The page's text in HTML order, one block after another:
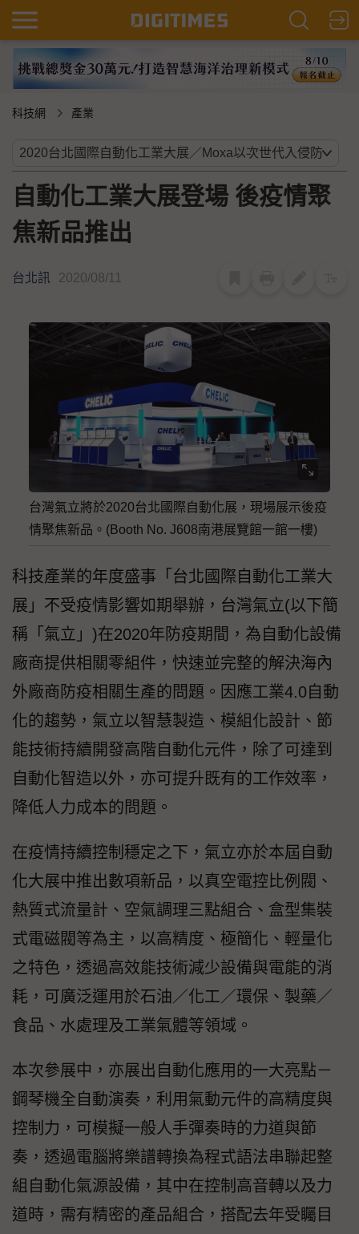
科技網 產業
自動化工業大展登場 後疫情聚
焦新品推出
台北訊 2020/08/11
台灣氣立將於2020台北國際自動化展，現場展示後疫
情聚焦新品。(Booth No. J608南港展覽館一館一樓)
科技產業的年度盛事「台北國際自動化工業大
展」不受疫情影響如期舉辦，台灣氣立(以下簡
稱「氣立」)在2020年防疫期間，為自動化設備
廠商提供相關零組件，快速並完整的解決海內
外廠商防疫相關生產的問題。因應工業4.0自動
化的趨勢，氣立以智慧製造、模組化設計、節
能技術持續開發高階自動化元件，除了可達到
自動化智造以外，亦可提升既有的工作效率，
降低人力成本的問題。
在疫情持續控制穩定之下，氣立亦於本屆自動
化大展中推出數項新品，以真空電控比例閥、
熱質式流量計、空氣調理三點組合、盒型集裝
式電磁閥等為主，以高精度、極簡化、輕量化
之特色，透過高效能技術減少設備與電能的消
耗，可廣泛運用於石油／化工／環保、製藥／
食品、水處理及工業氣體等領域。
本次參展中，亦展出自動化應用的一大亮點－
鋼琴機全自動演奏，利用氣動元件的高精度與
控制力，可模擬一般人手彈奏時的力道與節
奏，透過電腦將樂譜轉換為程式語法串聯起整
組自動化氣源設備，其中在控制高音轉以及力
道時，需有精密的產品組合，搭配去年受矚目